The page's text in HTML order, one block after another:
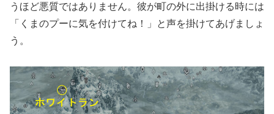
うほど悪質ではありません。彼が町の外に出掛ける時には
「くまのプーに気を付けてね！」と声を掛けてあげましょ
う。